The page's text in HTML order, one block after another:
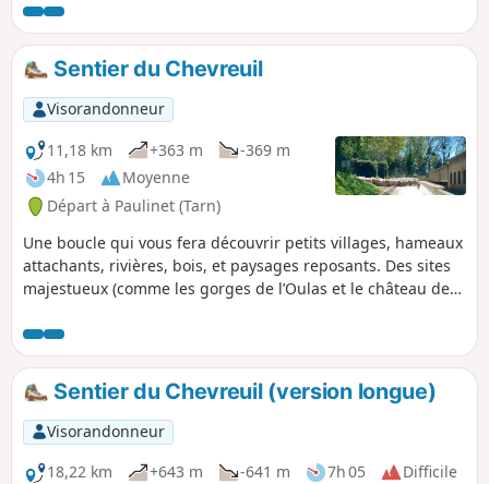
à Réquista, que se situe la laiterie
Société où sont fabriqués les fromages
qui partiront ensuite dans les caves de
Roquefort pour y être affinés. Chaque
année, le 1er week-end de juin, est
organisée la fête de la brebis :
randonnée, repas, animations de rue,
bal... etc.
Sentier du Chevreuil
Visorandonneur
11,18 km
+363 m
-369 m
4h 15
Moyenne
Départ à Paulinet (Tarn)
Une boucle qui vous fera découvrir petits villages, hameaux
attachants, rivières, bois, et paysages reposants. Des sites
majestueux (comme les gorges de l’Oulas et le château de
Jeannes) peuvent compléter la journée. C'est le pays des
brebis qui fournissent le lait pour Roquefort.
Sentier du Chevreuil (version longue)
Visorandonneur
18,22 km
+643 m -641 m 7h 05
Difficile